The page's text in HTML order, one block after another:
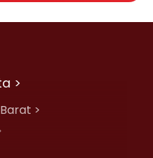
naik setelah
efektif, dan
berapa per
>
>